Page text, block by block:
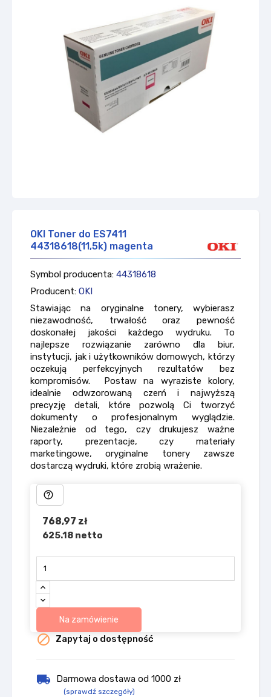
OKI Toner do ES7411
44318618(11,5k) magenta
Symbol producenta: 44318618
Producent: OKI
Stawiając na oryginalne tonery, wybierasz
niezawodność, trwałość oraz pewność
doskonałej jakości każdego wydruku. To
najlepsze rozwiązanie zarówno dla biur,
instytucji, jak i użytkowników domowych, którzy
oczekują perfekcyjnych rezultatów bez
kompromisów. Postaw na wyraziste kolory,
idealnie odwzorowaną czerń i najwyższą
precyzję detali, które pozwolą Ci tworzyć
dokumenty o profesjonalnym wyglądzie.
Niezależnie od tego, czy drukujesz ważne
raporty, prezentacje, czy materiały
marketingowe, oryginalne tonery zawsze
dostarczą wydruki, które zrobią wrażenie.
help_outline
768,97 zł
625.18 netto
Na zamówienie
 Zapytaj o dostępność
local_shipping Darmowa dostawa od 1000 zł
(sprawdź szczegóły)